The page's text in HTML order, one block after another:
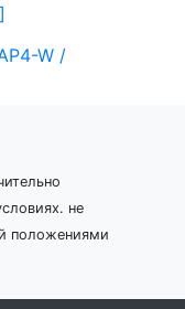
W /
не
положениями